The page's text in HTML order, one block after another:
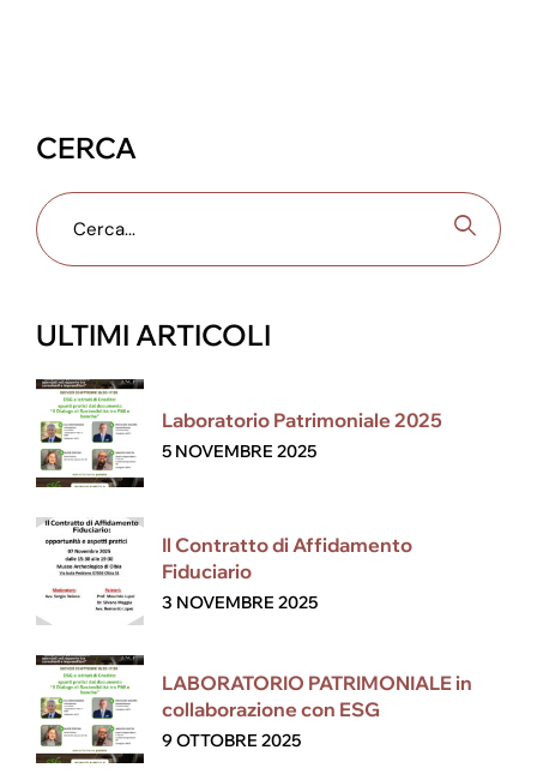
CERCA
ULTIMI ARTICOLI
Laboratorio Patrimoniale 2025
5 NOVEMBRE 2025
Il Contratto di Affidamento
Fiduciario
3 NOVEMBRE 2025
LABORATORIO PATRIMONIALE in
collaborazione con ESG
9 OTTOBRE 2025